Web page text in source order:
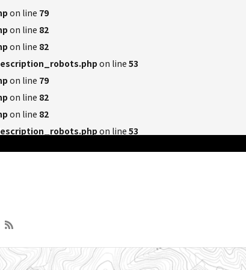
on line 79
on line 82
on line 82
on line 53
on line 79
on line 82
on line 82
on line 53